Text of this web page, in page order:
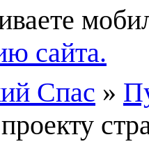
сайта.
Спас »